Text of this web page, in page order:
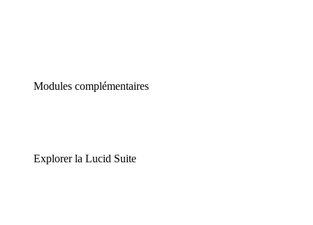
Modules complémentaires
Explorer la Lucid Suite